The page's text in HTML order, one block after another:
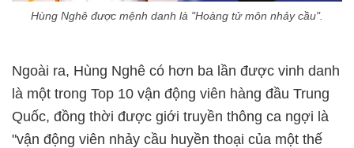
Hùng Nghê được mệnh danh là "Hoàng tử môn nhảy cầu".
Ngoài ra, Hùng Nghê có hơn ba lần được vinh danh
là một trong Top 10 vận động viên hàng đầu Trung
Quốc, đồng thời được giới truyền thông ca ngợi là
"vận động viên nhảy cầu huyền thoại của một thế